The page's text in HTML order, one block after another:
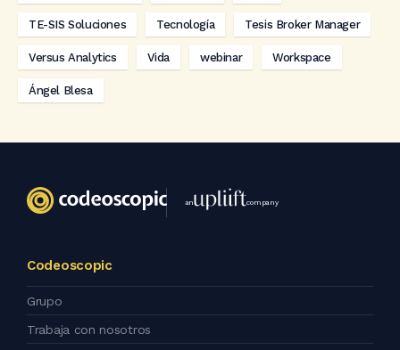
TE-SIS Soluciones Tecnología Tesis Broker Manager
Versus Analytics Vida webinar Workspace
Ángel Blesa
an company
Codeoscopic
Grupo
Trabaja con nosotros